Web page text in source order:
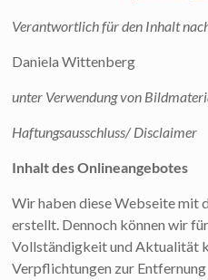
Verantwortlich für den Inhalt
Daniela Wittenberg
unter Verwendung von
Haftungsausschluss/ Disclaimer
Inhalt des Onlineangebotes
Wir haben diese Webseite
erstellt. Dennoch können wir
Vollständigkeit und Aktualität
Verpflichtungen zur